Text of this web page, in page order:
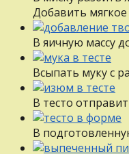
Добавить
В яичную массу
Всыпать муку с
В тесто
В